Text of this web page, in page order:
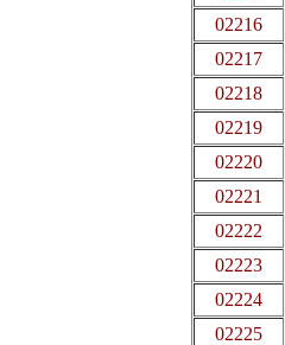
02216
02217
02218
02219
02220
02221
02222
02223
02224
02225